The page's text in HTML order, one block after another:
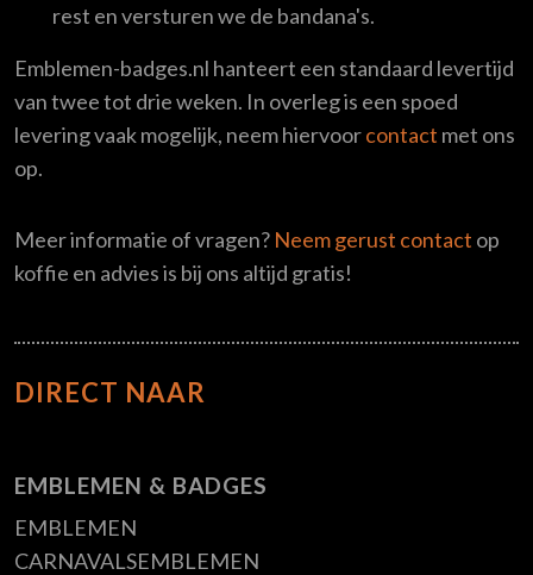
rest en versturen we de bandana's.
Emblemen-badges.nl hanteert een standaard levertijd
van twee tot drie weken. In overleg is een spoed
levering vaak mogelijk, neem hiervoorcontact met ons
op.
Meer informatie of vragen? Neem gerust contact op
koffie en advies is bij ons altijd gratis!
DIRECT NAAR
EMBLEMEN & BADGES
EMBLEMEN
CARNAVALSEMBLEMEN